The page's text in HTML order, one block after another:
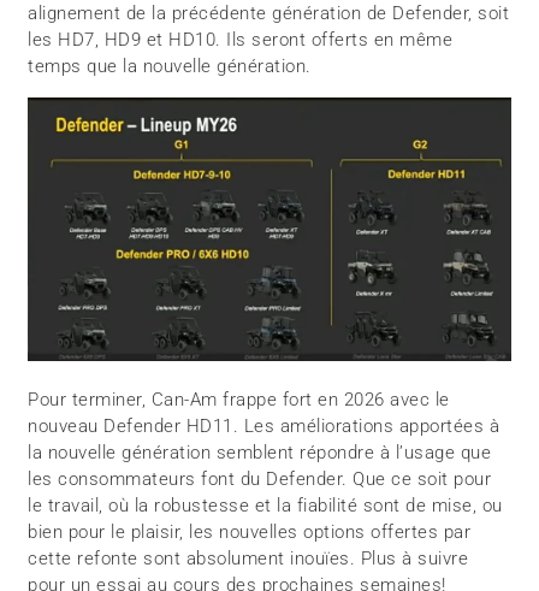
alignement de la précédente génération de Defender, soit
les HD7, HD9 et HD10. Ils seront offerts en même
temps que la nouvelle génération.
Pour terminer, Can-Am frappe fort en 2026 avec le
nouveau Defender HD11. Les améliorations apportées à
la nouvelle génération semblent répondre à l’usage que
les consommateurs font du Defender. Que ce soit pour
le travail, où la robustesse et la fiabilité sont de mise, ou
bien pour le plaisir, les nouvelles options offertes par
cette refonte sont absolument inouïes. Plus à suivre
pour un essai au cours des prochaines semaines!